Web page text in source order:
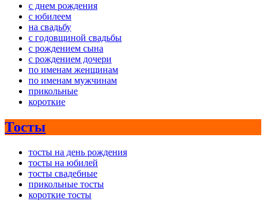
с днем рождения
с юбилеем
на свадьбу
с годовщиной свадьбы
с рождением сына
с рождением дочери
по именам женщинам
по именам мужчинам
прикольные
короткие
Тосты
тосты на день рождения
тосты на юбилей
тосты свадебные
прикольные тосты
короткие тосты